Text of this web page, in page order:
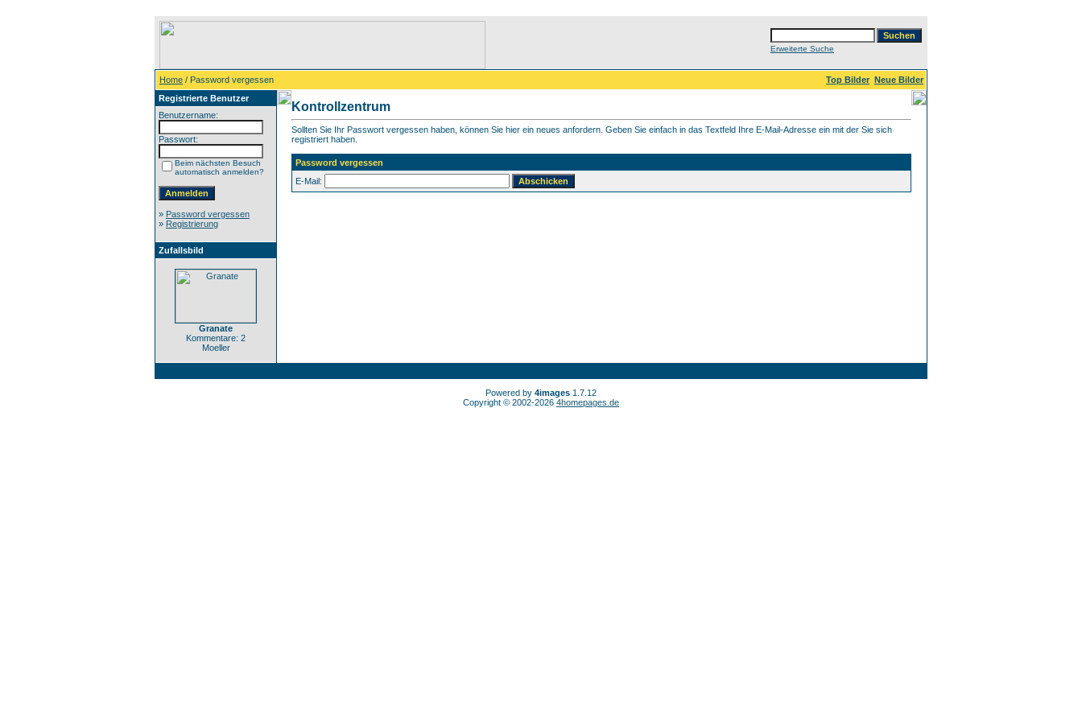
Erweiterte Suche
Home / Password vergessen Top Bilder Neue Bilder
Registrierte Benutzer
Benutzername:
Passwort:
Beim nächsten Besuch
automatisch anmelden?
» Password vergessen
» Registrierung
Zufallsbild
Granate
Kommentare: 2
Moeller
Kontrollzentrum
Sollten Sie Ihr Passwort vergessen haben, können Sie hier ein neues anfordern. Geben Sie einfach in das Textfeld Ihre E-Mail-Adresse ein mit der Sie sich
registriert haben.
Password vergessen
E-Mail:
Powered by 4images 1.7.12
Copyright © 2002-2026 4homepages.de